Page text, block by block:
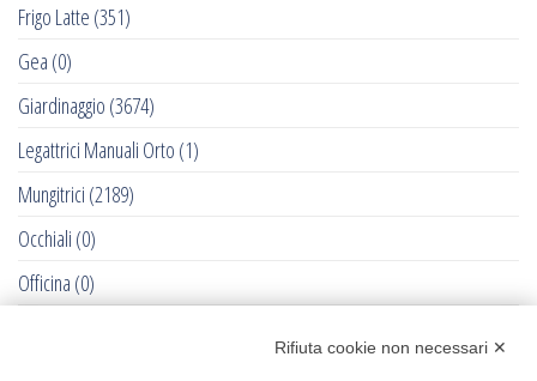
Frigo Latte (351)
Gea (0)
Giardinaggio (3674)
Legattrici Manuali Orto (1)
Mungitrici (2189)
Occhiali (0)
Officina (0)
Rifiuta cookie non necessari ✕